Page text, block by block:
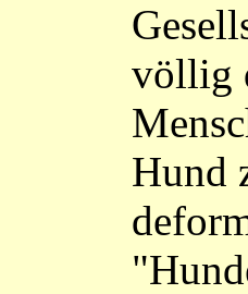
völlig
Hund